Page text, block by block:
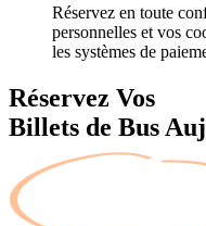
Réservez en toute
personnelles et vos
les systèmes de
Réservez Vos
Billets de Bus